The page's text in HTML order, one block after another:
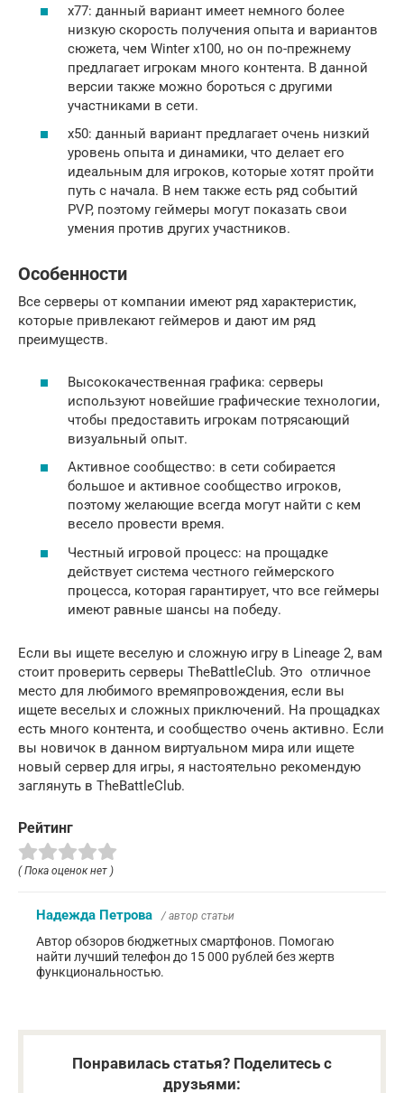
x77: данный вариант имеет немного более
низкую скорость получения опыта и вариантов
сюжета, чем Winter x100, но он по-прежнему
предлагает игрокам много контента. В данной
версии также можно бороться с другими
участниками в сети.
x50: данный вариант предлагает очень низкий
уровень опыта и динамики, что делает его
идеальным для игроков, которые хотят пройти
путь с начала. В нем также есть ряд событий
PVP, поэтому геймеры могут показать свои
умения против других участников.
Особенности
Все серверы от компании имеют ряд характеристик,
которые привлекают геймеров и дают им ряд
преимуществ.
Высококачественная графика: серверы
используют новейшие графические технологии,
чтобы предоставить игрокам потрясающий
визуальный опыт.
Активное сообщество: в сети собирается
большое и активное сообщество игроков,
поэтому желающие всегда могут найти с кем
весело провести время.
Честный игровой процесс: на прощадке
действует система честного геймерского
процесса, которая гарантирует, что все геймеры
имеют равные шансы на победу.
Если вы ищете веселую и сложную игру в Lineage 2, вам
стоит проверить серверы TheBattleClub. Это отличное
место для любимого времяпровождения, если вы
ищете веселых и сложных приключений. На прощадках
есть много контента, и сообщество очень активно. Если
вы новичок в данном виртуальном мира или ищете
новый сервер для игры, я настоятельно рекомендую
заглянуть в TheBattleClub.
Рейтинг
( Пока оценок нет )
Надежда Петрова / автор статьи
Автор обзоров бюджетных смартфонов. Помогаю
найти лучший телефон до 15 000 рублей без жертв
функциональностью.
Понравилась статья? Поделитесь с
друзьями: